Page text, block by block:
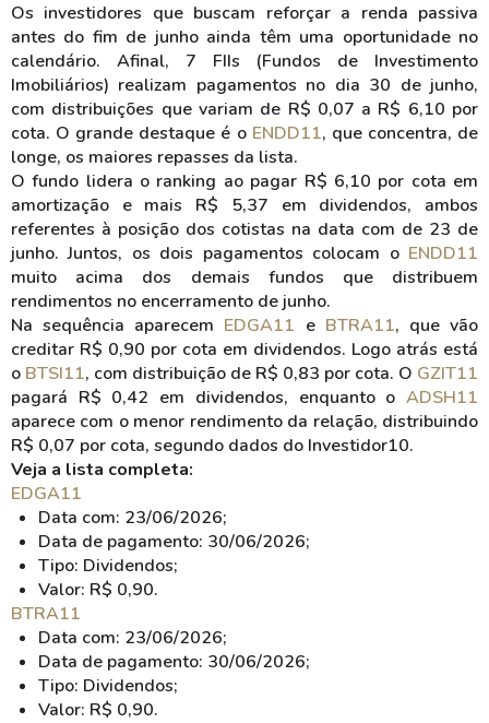
Os investidores que buscam reforçar a renda passiva
antes do fim de junho ainda têm uma oportunidade no
calendário. Afinal, 7 FIIs (Fundos de Investimento
Imobiliários) realizam pagamentos no dia 30 de junho,
com distribuições que variam de R$ 0,07 a R$ 6,10 por
cota. O grande destaque é o ENDD11, que concentra, de
longe, os maiores repasses da lista.
O fundo lidera o ranking ao pagar R$ 6,10 por cota em
amortização e mais R$ 5,37 em dividendos, ambos
referentes à posição dos cotistas na data com de 23 de
junho. Juntos, os dois pagamentos colocam o ENDD11
muito acima dos demais fundos que distribuem
rendimentos no encerramento de junho.
Na sequência aparecem EDGA11 e BTRA11, que vão
creditar R$ 0,90 por cota em dividendos. Logo atrás está
o BTSI11, com distribuição de R$ 0,83 por cota. O GZIT11
pagará R$ 0,42 em dividendos, enquanto o ADSH11
aparece com o menor rendimento da relação, distribuindo
R$ 0,07 por cota, segundo dados do Investidor10.
Veja a lista completa:
EDGA11
Data com: 23/06/2026;
Data de pagamento: 30/06/2026;
Tipo: Dividendos;
Valor: R$ 0,90.
BTRA11
Data com: 23/06/2026;
Data de pagamento: 30/06/2026;
Tipo: Dividendos;
Valor: R$ 0,90.